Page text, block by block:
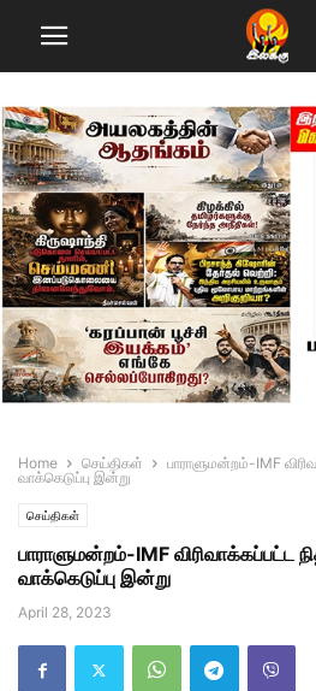
Home செய்திகள்
பாராளுமன்றம்-IMF
வாக்கெடுப்பு இன்று
செய்திகள்
பாராளுமன்றம்-IMF விரிவாக்கப்பட்ட
வாக்கெடுப்பு இன்று
April 28, 2023